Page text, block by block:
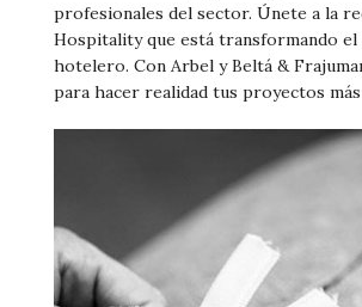
profesionales del sector. Únete a la
Hospitality que está transformando el
hotelero. Con Arbel y Beltá &
para hacer realidad tus proyectos